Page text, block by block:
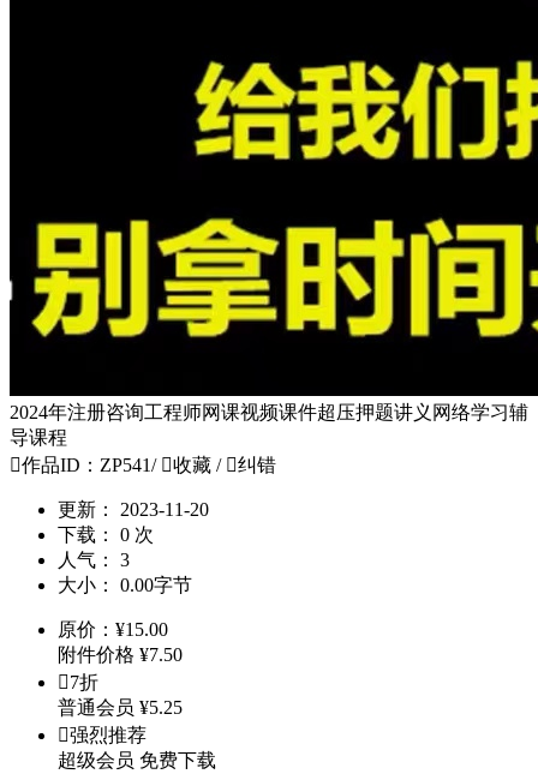
2024年注册咨询工程师网课视频课件超压押题讲义网络学习辅
导课程
作品ID：ZP541/ 收藏 / 纠错
更新：
2023-11-20
下载：
0 次
人气：
3
大小：
0.00字节
原价： ¥15.00
附件价格 ¥7.50
7折
普通会员 ¥5.25
强烈推荐
超级会员 免费下载